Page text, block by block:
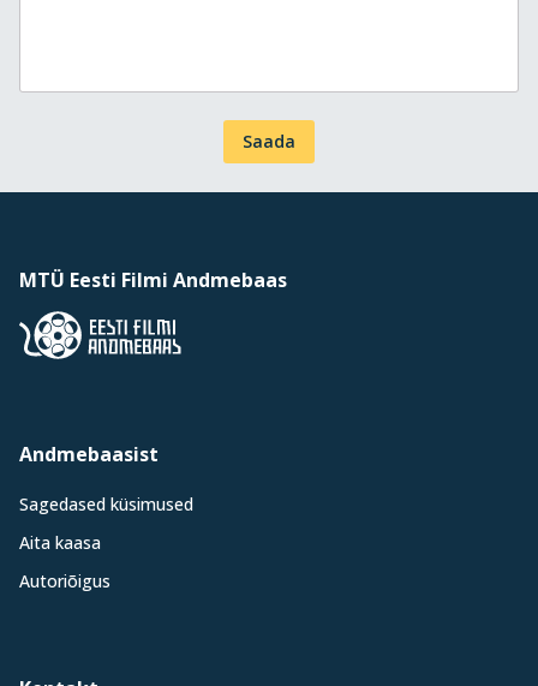
Saada
MTÜ Eesti Filmi Andmebaas
Andmebaasist
Sagedased küsimused
Aita kaasa
Autoriõigus